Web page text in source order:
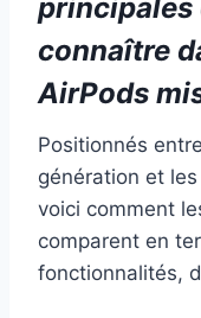
principales
connaître
AirPods
Positionnés
génération et
voici comment
comparent en
fonctionnalités,